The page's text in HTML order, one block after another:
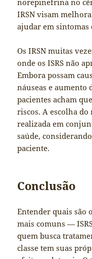
norepinefrina no
IRSN visam
ajudar em sintomas
Os IRSN muitas
onde os ISRS não
Embora possam
náuseas e aumento
pacientes acham
riscos. A escolha
realizada em
saúde,
paciente.
Conclusão
Entender quais são
mais comuns —
quem busca
classe tem suas